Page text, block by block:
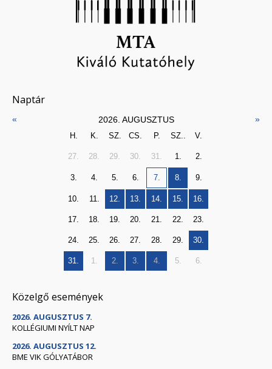
Naptár
« 2026. AUGUSZTUS »
H. K. SZ. CS. P. SZ.. V.
27. 28. 29. 30. 31. 1. 2.
3. 4. 5. 6. 7. 8. 9.
10. 11. 12. 13. 14. 15. 16.
17. 18. 19. 20. 21. 22. 23.
24. 25. 26. 27. 28. 29. 30.
31. 1. 2. 3. 4. 5. 6.
Közelgő események
2026. AUGUSZTUS 7.
KOLLÉGIUMI NYÍLT NAP
2026. AUGUSZTUS 12.
BME VIK GÓLYATÁBOR